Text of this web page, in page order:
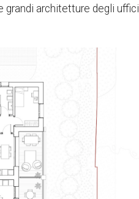
grandi architetture degli uffici